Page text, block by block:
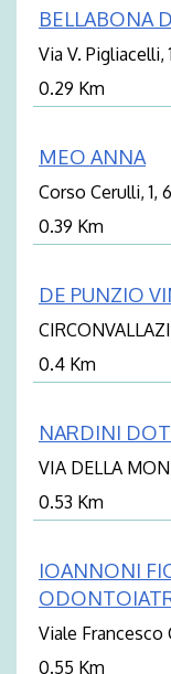
BELLABONA
Via V. Pigliacelli,
0.29 Km
MEO ANNA
Corso Cerulli, 1,
0.39 Km
DE PUNZIO
0.4 Km
NARDINI
VIA DELLA
0.53 Km
IOANNONI
Viale Francesco
0.55 Km